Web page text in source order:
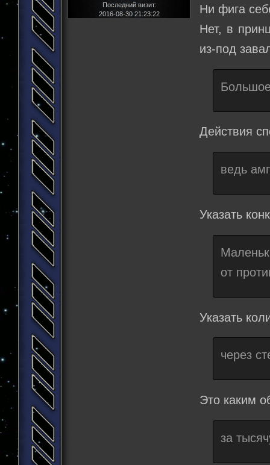
Последний визит:
2016-08-30 21:23:22
Ни фига
Нет, в
из-под
Действия
ведь
Указать
от
Указать
через
Это каким
за